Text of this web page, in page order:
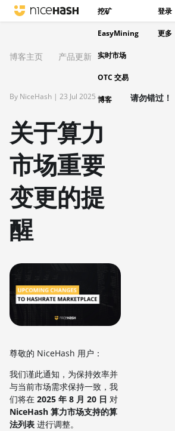
挖矿
EasyMining
实时市场
OTC 交易
博客
登录
更多
博客主页 产品更新
By NiceHash | 23 Jul 2025
关于算力
市场重要
变更的提
醒
尊敬的 NiceHash 用户：
我们谨此通知，为保持效率并
与当前市场需求保持一致，我
们将在 2025 年 8 月 20 日 对
NiceHash 算力市场支持的算
法列表 进行调整。
请勿错过！